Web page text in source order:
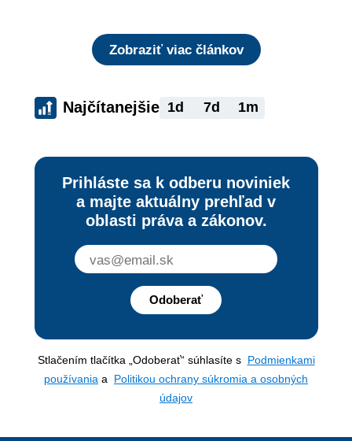
Zobraziť viac článkov
Najčítanejšie 1d 7d 1m
Prihláste sa k odberu noviniek
a majte aktuálny prehľad v
oblasti práva a zákonov.
Odoberať
Stlačením tlačítka „Odoberať“ súhlasíte s Podmienkami
používania a Politikou ochrany súkromia a osobných
údajov